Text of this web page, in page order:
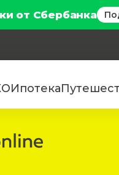
от Сбербанка
Ипотека